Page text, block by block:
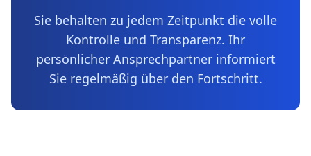
Sie behalten zu jedem Zeitpunkt die volle
Kontrolle und Transparenz. Ihr
persönlicher Ansprechpartner informiert
Sie regelmäßig über den Fortschritt.